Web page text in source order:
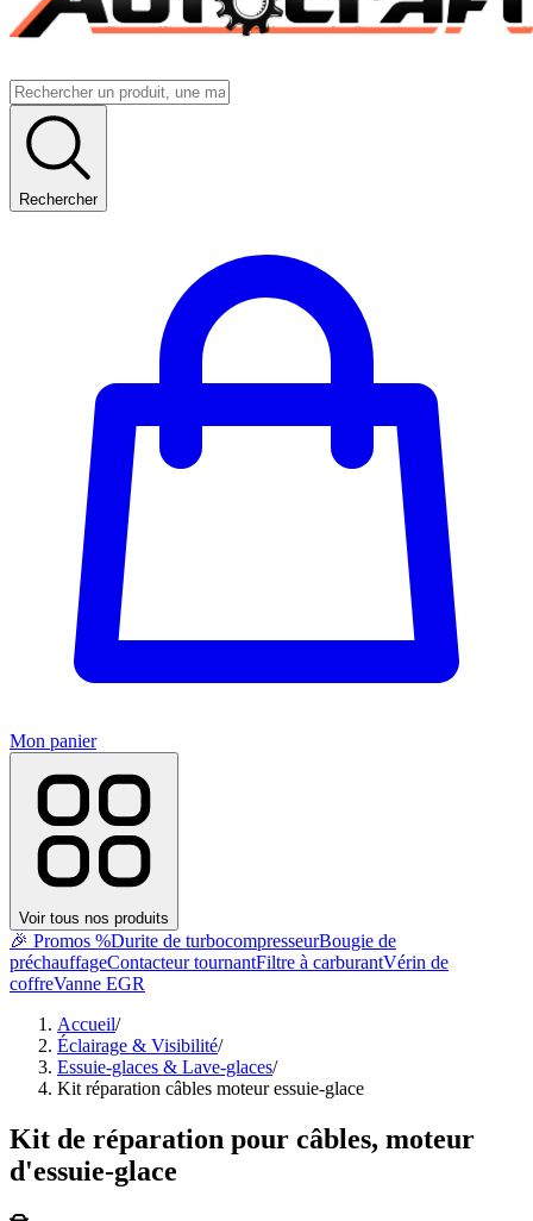
Rechercher
Mon panier
Voir tous nos produits
🎉 Promos %Durite de turbocompresseurBougie de
préchauffageContacteur tournantFiltre à carburantVérin de
coffreVanne EGR
Accueil/
Éclairage & Visibilité/
Essuie-glaces & Lave-glaces/
Kit réparation câbles moteur essuie-glace
Kit de réparation pour câbles, moteur
d'essuie-glace